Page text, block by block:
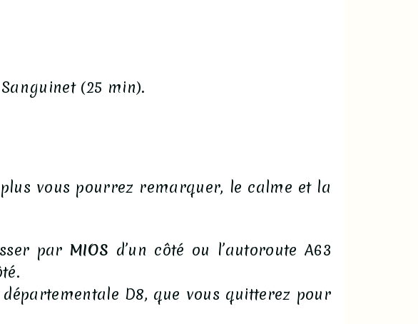
(25 min).
vous pourrez remarquer, le calme et la
par MIOS d’un côté ou l’autoroute A63
D8, que vous quitterez pour